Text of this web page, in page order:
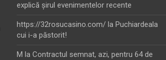
explică şirul evenimentelor recente
https://32rosucasino.com/ la Puchiardeala
cui i-a păstorit!
M la Contractul semnat, azi, pentru 64 de